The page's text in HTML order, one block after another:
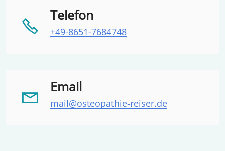
Telefon
+49-8651-7684748
Email
mail@osteopathie-reiser.de